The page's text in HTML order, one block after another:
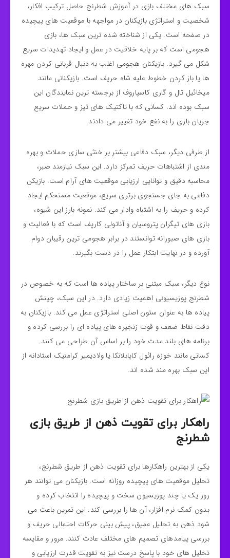
سبک‌ های مختلف بازی در آموزش شطرنج حاصل ترکیب افكار،
شخصیت و استراتژی بازیکنان در مواجهه با موقعیت‌ های پیچیده‌
در صفحه است. یکی از شناخته‌ شده‌ ترین سبک‌ ها، بازی
هجومی است که بر پایه خلاقیت در عمل و ایجاد تهدیدات سریع
شکل می‌ گیرد. بازیکنان هجومی اغلب به دنبال قربانی‌ کردن مهره‌
ها یا باز کردن خطوط علیه شاه حریف است. بازیکنانی مانند
میخائیل تال و گاری کاسپاروف از برجسته‌ ترین نمایندگان این
سبک بوده‌ اند. کسانی که با تاکتیک‌ های تیز و حملات سریع
جریان بازی را به نفع خود تغییر می‌ دادند.
از طرفی دیگر، سبک دفاعی بیشتر بر خنثی‌ سازی حملات و بهره‌
مندی از اشتباهات حریف تمرکز دارد. این سبک نیازمند صبر،
محاسبه‌ دقیق و توانایی ارزیابی موقعیت‌ های آرام است. بازیکن
دفاعی به جای جستجوی برتری سریع، موقعیت مستحکم ایجاد
کرده و حریف را به اشتباه وادار می‌ کند. نمونه بارز این شیوه،
بازی‌ های تیگران پتروسیان و آناتولی کارپف است که با فعالیت و
بازی های صبورانه توانستند در برابر هجومی‌ ترین رقیبان دوام
آورده و در نهایت ابتکار عمل را در دست بگیرند.
نوع دیگر، سبک مبتنی بر ساختار پیاده‌ ها است که به خصوص در
شطرنج پوزیسیونی اهمیت زیادی دارد. در این سبک، چینش
پیاده‌ ها به عنوان ستون اصلی استراتژی عمل می‌ کند. بازیکنان به
دقت نقاط ضعف و قوت زنجیره‌ های پیاده‌ ای را بررسی کرده و
برنامه‌ های بلند مدت خود را بر اساس آن طراحی می‌ کنند.
کسانی مانند خوزه رائول کاپابلانکا یا ولادیمیر کرامنیک استادانه از
این سبک بهره مند شده اند.
راهکار برای تقویت ذهن از طریق بازی
شطرنج
یکی از بهترین راهکارها برای تقویت ذهن از طریق شطرنج،
تحلیل موقعیت‌ های پیچیده روزانه است. بازیکنان می‌ توانند هر
روز یک یا چند پوزیسیون سخت و پیچیده را انتخاب کرده و
بدون کمک نرم‌ افزار، آن‌ ها را بررسی کند. این تمرین باعث می‌
شود ذهن به تحلیل عمیق، پیش‌ بینی حرکات احتمالی حریف و
بررسی پیامدهای تصمیم‌ های مختلف عادت کنند. مرور و مقایسه
تحلیل‌ های خود با پاسخ درست نیز به تقویت قدرت ارزیابی و